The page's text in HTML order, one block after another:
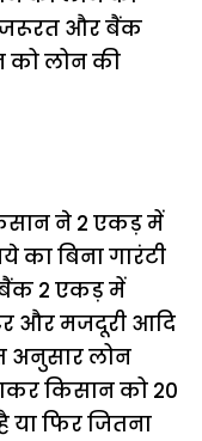
जरूरत और बैंक
को लोन की
ने 2 एकड़ में
बिना गारंटी
बैंक 2 एकड़ में
और मजदूरी आदि
अनुसार लोन
किसान को 20
या फिर जितना